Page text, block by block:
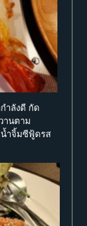
ำลังดี กัด
านตาม
ำจิ้มซีฟู้ดรส